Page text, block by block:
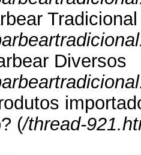
Tradicional
Diversos
(/thread-